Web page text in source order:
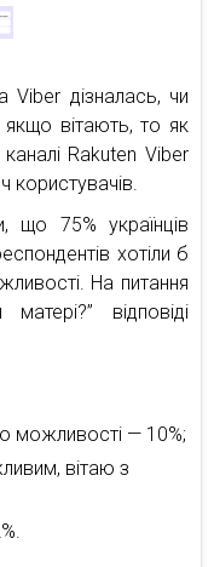
Viber дізналась, чи
якщо вітають, то як
Rakuten Viber
користувачів.
що 75% українців
хотіли б
На питання
відповіді
можливості — 10%;
вітаю з